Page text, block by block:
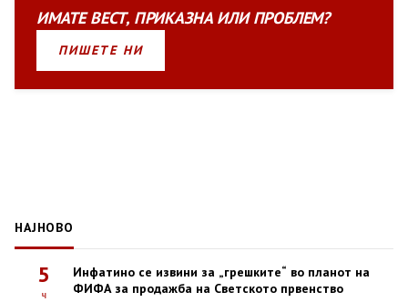
ИМАТЕВЕСТ, ПРИКАЗНАИЛИПРОБЛЕМ?
ПИШЕТЕ НИ
НАЈНОВО
5
ч
Инфатино се извини за „грешките“ во планот на
ФИФА за продажба на Светското првенство